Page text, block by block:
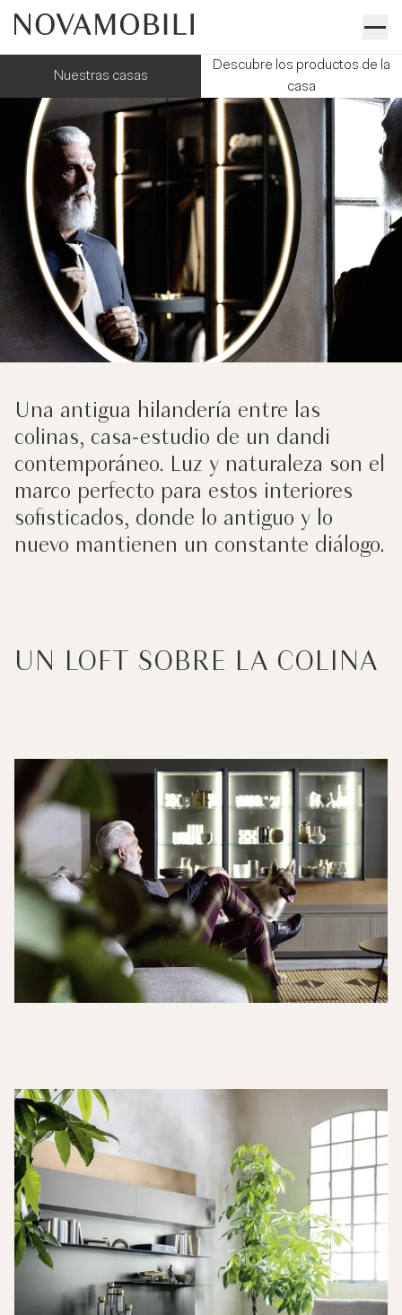
Nuestras casas
Descubre los productos de la
casa
Una antigua hilandería entre las
colinas, casa-estudio de un dandi
contemporáneo. Luz y naturaleza son el
marco perfecto para estos interiores
sofisticados, donde lo antiguo y lo
nuevo mantienen un constante diálogo.
UN LOFT SOBRE LA COLINA